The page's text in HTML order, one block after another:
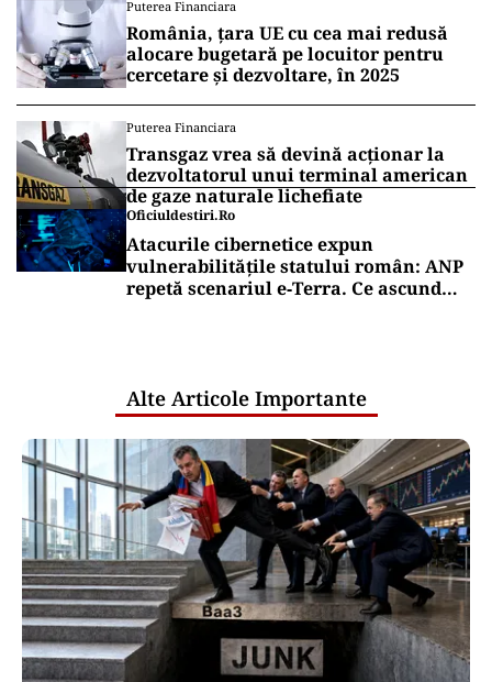
Puterea Financiara
România, țara UE cu cea mai redusă
alocare bugetară pe locuitor pentru
cercetare și dezvoltare, în 2025
Puterea Financiara
Transgaz vrea să devină acționar la
dezvoltatorul unui terminal american
de gaze naturale lichefiate
Oficiuldestiri.ro
Atacurile cibernetice expun
vulnerabilitățile statului român: ANP
repetă scenariul e‑Terra. Ce ascund
Alte Articole Importante